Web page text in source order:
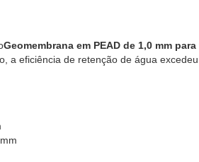
Geomembrana em PEAD de 1,0 mm
a eficiência de retenção de água